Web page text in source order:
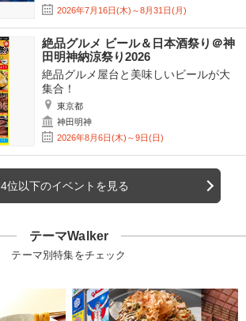
2026年7月16日(木)～8月31日(月)
絶品グルメ ビール＆日本酒祭り＠神
田明神納涼祭り2026
絶品グルメ屋台と美味しいビールが大
集合！
東京都
神田明神
2026年8月6日(木)～9日(日)
4位以下のイベントを見る
テーマWalker
テーマ別特集をチェック